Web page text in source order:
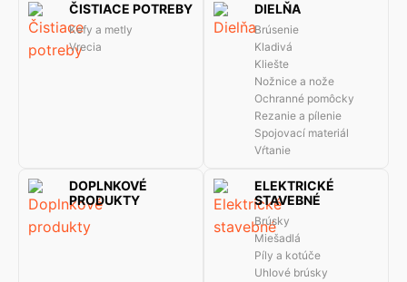
ČISTIACE POTREBY
Kefy a metly
Vrecia
DIELŇA
Brúsenie
Kladivá
Kliešte
Nožnice a nože
Ochranné pomôcky
Rezanie a pílenie
Spojovací materiál
Vŕtanie
DOPLNKOVÉ
PRODUKTY
ELEKTRICKÉ
STAVEBNÉ
Brúsky
Miešadlá
Píly a kotúče
Uhlové brúsky